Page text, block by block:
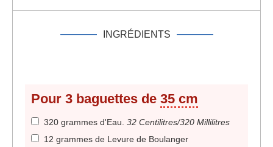
INGRÉDIENTS
Pour 3 baguettes de 35 cm
320 grammes d'Eau. 32 Centilitres/320 Millilitres
12 grammes de Levure de Boulanger